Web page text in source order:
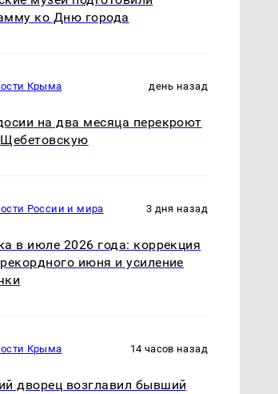
ко Дню города
Крыма день назад
на два месяца перекроют
России и мира 3 дня назад
в июле 2026 года: коррекция
июня и усиление
Крыма 14 часов назад
дворец возглавил бывший